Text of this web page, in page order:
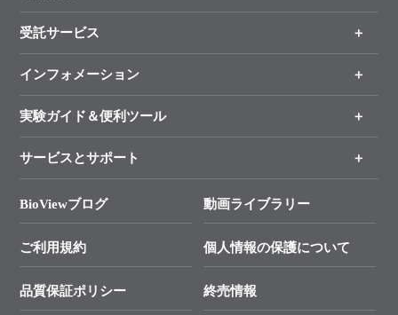
製品一覧
手法から製品を探す
新製品情報
受託サービス
オンライン注文
インフォメーション
キャンペーン
タカラバイオ各種会員募集のお知らせ
終売製品のお知らせ
価格改定のご案内
技術セミナーのご案内
実験ガイド＆便利ツール
リアルタイムPCR実験のススメ
幹細胞・再生医療研究ガイド
クローニング実験ガイド
SMARTer NGSポータルサイト
サービスとサポート
総合お問い合わせ
├ 実験コンシェルジュ
BioViewブログ 動画ライブラリー
ご利用規約 個人情報の保護について
品質保証ポリシー 終売情報